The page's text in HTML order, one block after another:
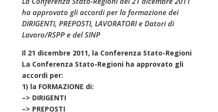
ha approvato gli accordi per la formazione dei
DIRIGENTI, PREPOSTI, LAVORATORI e Datori di
Lavoro/RSPP e del SINP
Il 21 dicembre 2011, la Conferenza Stato-Regioni
La Conferenza Stato-Regioni ha approvato gli
accordi per:
1) la FORMAZIONE di:
–> DIRIGENTI
–> PREPOSTI